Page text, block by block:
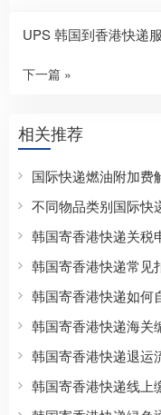
UPS 韩国到香港快递
下一篇 »
相关推荐
国际快递燃油附加费
不同物品类别国际快
韩国寄香港快递关税
韩国寄香港快递常见
韩国寄香港快递如何
韩国寄香港快递海关
韩国寄香港快递退运
韩国寄香港快递线上